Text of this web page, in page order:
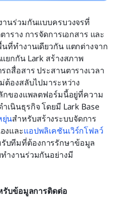
นร่วมกันแบบครบวงจรที่
ราง การจัดการเอกสาร และ
ที่ทำงานเดียวกัน แตกต่างจาก
ยกกัน Lark สร้างสภาพ
สื่อสาร ประสานตารางเวลา
ต้องสลับไปมาระหว่าง
กของแพลตฟอร์มนี้อยู่ที่ความ
เนินธุรกิจ โดยมี Lark Base
ยุ่นสำหรับสร้างระบบจัดการ
งและแอปพลิเคชันเวิร์กโฟลว์
บทีมที่ต้องการรักษาข้อมูล
ำงานร่วมกันอย่างมี
รับข้อมูลการติดต่อ